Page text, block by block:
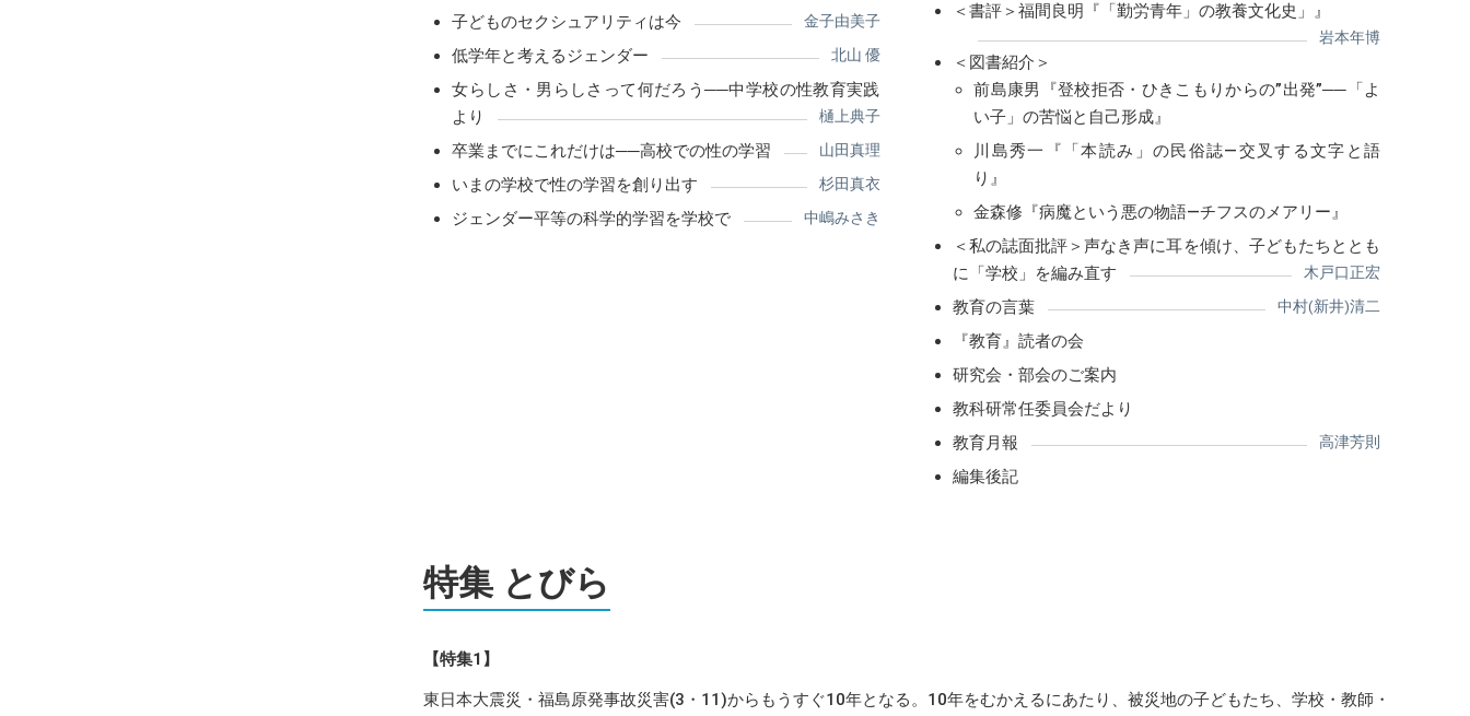
子どものセクシュアリティは今 金子由美子
低学年と考えるジェンダー 北山 優
女らしさ・男らしさって何だろう──中学校の性教育実践
より
樋上典子
卒業までにこれだけは──高校での性の学習 山田真理
いまの学校で性の学習を創り出す 杉田真衣
ジェンダー平等の科学的学習を学校で 中嶋みさき
＜書評＞福間良明『「勤労青年」の教養文化史」』
岩本年博
＜図書紹介＞
前島康男『登校拒否・ひきこもりからの”出発”──「よ
い子」の苦悩と自己形成』
川島秀一『「本読み」の民俗誌―交叉する文字と語
り』
金森修『病魔という悪の物語―チフスのメアリー』
＜私の誌面批評＞声なき声に耳を傾け、子どもたちととも
に「学校」を編み直す
木戸口正宏
教育の言葉 中村(新井)清二
『教育』読者の会
研究会・部会のご案内
教科研常任委員会だより
教育月報
高津芳則
編集後記
特集 とびら
【特集1】
東日本大震災・福島原発事故災害(3・11)からもうすぐ10年となる。10年をむかえるにあたり、被災地の子どもたち、学校・教師・